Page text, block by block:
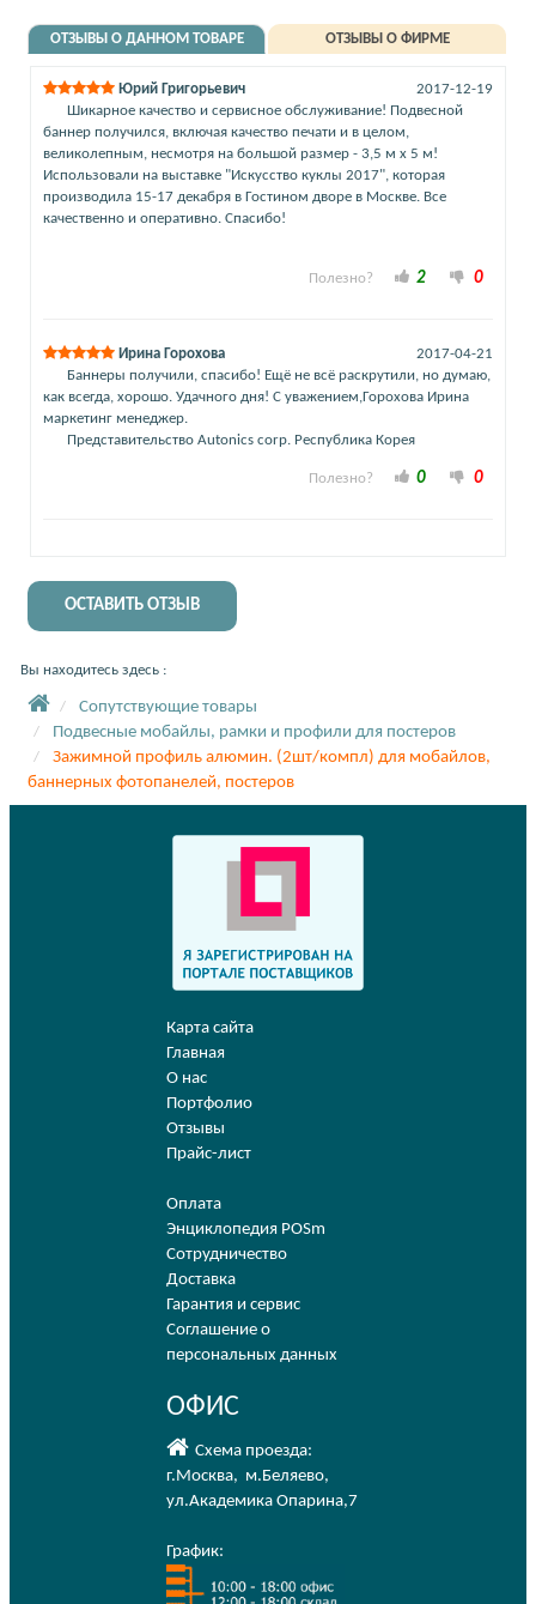
ОТЗЫВЫ О ДАННОМ ТОВАРЕ ОТЗЫВЫ О ФИРМЕ
Юрий Григорьевич
2017-12-19
Шикарное качество и сервисное обслуживание! Подвесной
баннер получился, включая качество печати и в целом,
великолепным, несмотря на большой размер - 3,5 м х 5 м!
Использовали на выставке "Искусство куклы 2017", которая
производила 15-17 декабря в Гостином дворе в Москве. Все
качественно и оперативно. Спасибо!
Полезно? 2 0
Ирина Горохова
2017-04-21
Баннеры получили, спасибо! Ещё не всё раскрутили, но думаю,
как всегда, хорошо. Удачного дня! С уважением,Горохова Ирина
маркетинг менеджер.
Представительство Autonics corp. Республика Корея
Полезно? 0 0
ОСТАВИТЬ ОТЗЫВ
Вы находитесь здесь :
Сопутствующие товары
Подвесные мобайлы, рамки и профили для постеров
Зажимной профиль алюмин. (2шт/компл) для мобайлов,
баннерных фотопанелей, постеров
Карта сайта
Главная
О нас
Портфолио
Отзывы
Прайс-лист
Оплата
Энциклопедия POSm
Сотрудничество
Доставка
Гарантия и сервис
Соглашение о
персональных данных
ОФИС
Схема проезда:
г.Москва, м.Беляево,
ул.Академика Опарина,7
График: